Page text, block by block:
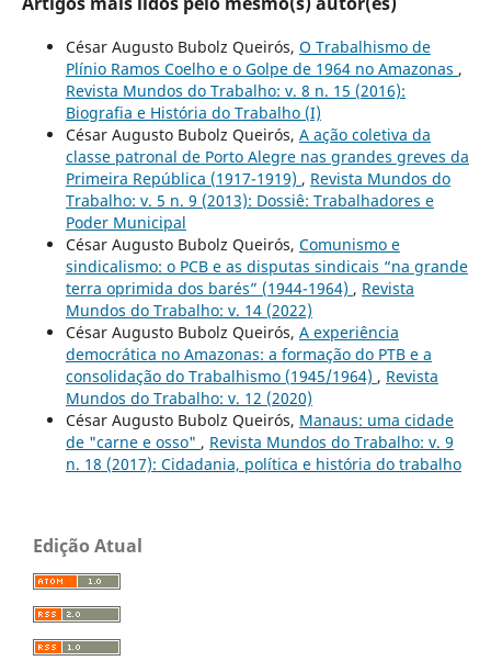
César Augusto Bubolz Queirós, O Trabalhismo de
Plínio Ramos Coelho e o Golpe de 1964 no Amazonas ,
Revista Mundos do Trabalho: v. 8 n. 15 (2016):
Biografia e História do Trabalho (I)
César Augusto Bubolz Queirós, A ação coletiva da
classe patronal de Porto Alegre nas grandes greves da
Primeira República (1917-1919) , Revista Mundos do
Trabalho: v. 5 n. 9 (2013): Dossiê: Trabalhadores e
Poder Municipal
César Augusto Bubolz Queirós, Comunismo e
sindicalismo: o PCB e as disputas sindicais “na grande
terra oprimida dos barés” (1944-1964) , Revista
Mundos do Trabalho: v. 14 (2022)
César Augusto Bubolz Queirós, A experiência
democrática no Amazonas: a formação do PTB e a
consolidação do Trabalhismo (1945/1964) , Revista
Mundos do Trabalho: v. 12 (2020)
César Augusto Bubolz Queirós, Manaus: uma cidade
de "carne e osso" , Revista Mundos do Trabalho: v. 9
n. 18 (2017): Cidadania, política e história do trabalho
Edição Atual